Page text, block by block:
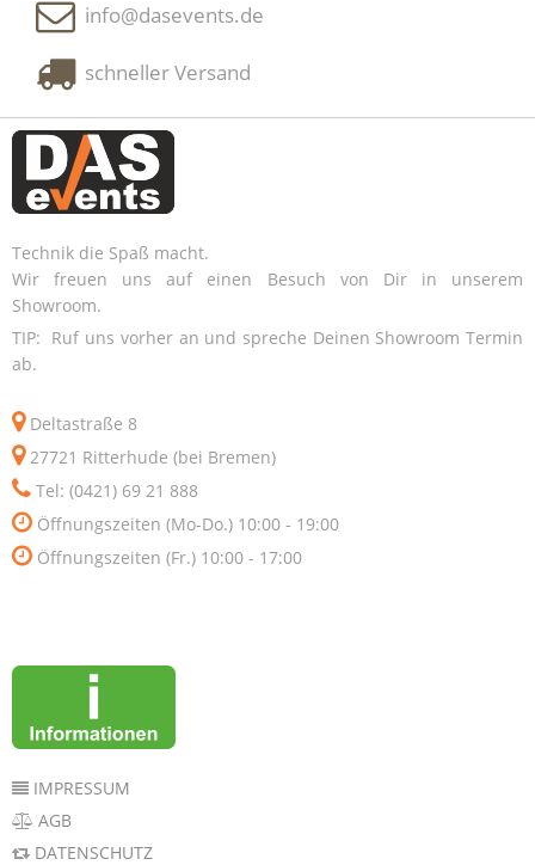
info@dasevents.de
schneller Versand
Technik die Spaß macht.
Wir freuen uns auf einen Besuch von Dir in unserem
Showroom.
TIP: Ruf uns vorher an und spreche Deinen Showroom Termin
ab.
Deltastraße 8
27721 Ritterhude (bei Bremen)
Tel: (0421) 69 21 888
Öffnungszeiten (Mo-Do.) 10:00 - 19:00
Öffnungszeiten (Fr.) 10:00 - 17:00
IMPRESSUM
AGB
DATENSCHUTZ